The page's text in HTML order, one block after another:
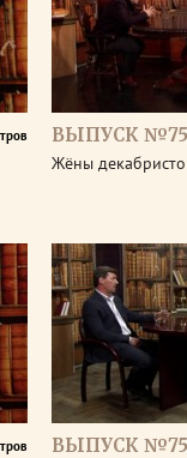
ВЫПУСК
Жёны
ВЫПУСК